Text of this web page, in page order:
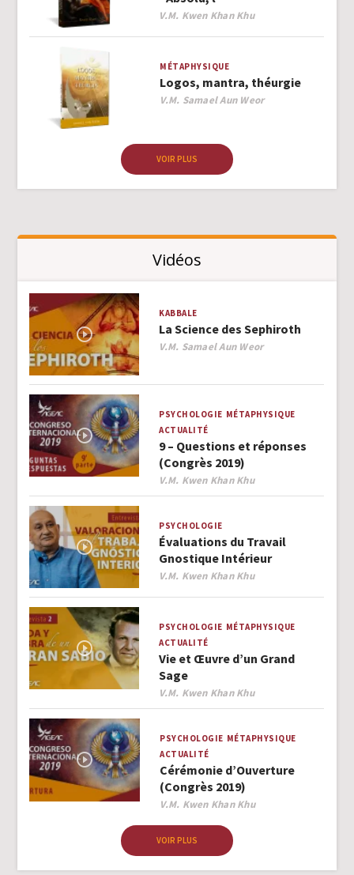
Author
V.M. Kwen Khan Khu
MÉTAPHYSIQUE
Logos, mantra, théurgie
Author
V.M. Samael Aun Weor
VOIR PLUS
Vidéos
KABBALE
La Science des Sephiroth
Author
V.M. Samael Aun Weor
PSYCHOLOGIE MÉTAPHYSIQUE
ACTUALITÉ
9 – Questions et réponses
(Congrès 2019)
Author
V.M. Kwen Khan Khu
PSYCHOLOGIE
Évaluations du Travail
Gnostique Intérieur
Author
V.M. Kwen Khan Khu
PSYCHOLOGIE MÉTAPHYSIQUE
ACTUALITÉ
Vie et Œuvre d’un Grand
Sage
Author
V.M. Kwen Khan Khu
PSYCHOLOGIE MÉTAPHYSIQUE
ACTUALITÉ
Cérémonie d’Ouverture
(Congrès 2019)
Author
V.M. Kwen Khan Khu
VOIR PLUS